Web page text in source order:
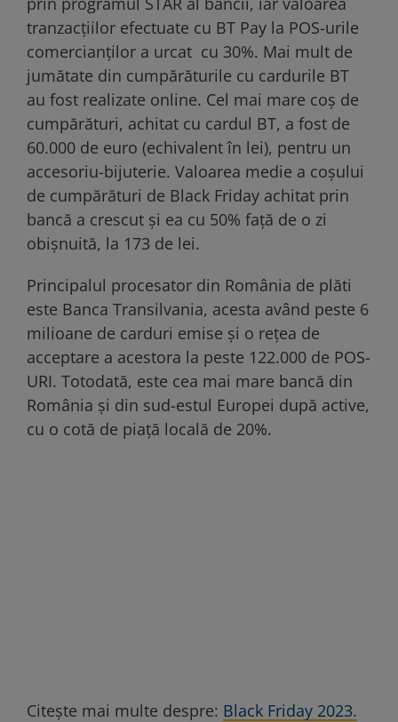
tranzacțiilor efectuate cu BT Pay la POS-urile
comercianților a urcat cu 30%. Mai mult de
jumătate din cumpărăturile cu cardurile BT
au fost realizate online. Cel mai mare coș de
cumpărături, achitat cu cardul BT, a fost de
60.000 de euro (echivalent în lei), pentru un
accesoriu-bijuterie. Valoarea medie a coșului
de cumpărături de Black Friday achitat prin
bancă a crescut și ea cu 50% față de o zi
obișnuită, la 173 de lei.
Principalul procesator din România de plăti
este Banca Transilvania, acesta având peste 6
milioane de carduri emise și o rețea de
acceptare a acestora la peste 122.000 de POS-
URI. Totodată, este cea mai mare bancă din
România și din sud-estul Europei după active,
cu o cotă de piață locală de 20%.
Citește mai multe despre: Black Friday 2023.